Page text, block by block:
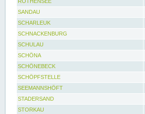
SANDAU
SCHARLEUK
SCHNACKENBURG
SCHULAU
SCHÖNA
SCHÖNEBECK
SCHÖPFSTELLE
SEEMANNSHÖFT
STADERSAND
STORKAU